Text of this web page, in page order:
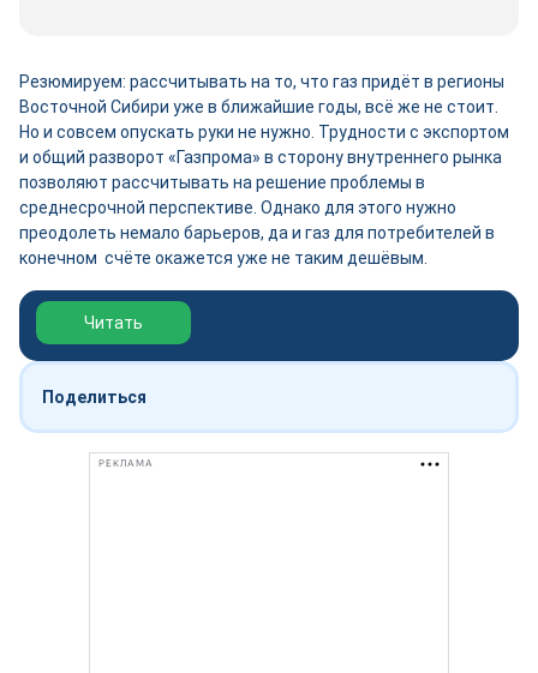
Резюмируем: рассчитывать на то, что газ придёт в регионы
Восточной Сибири уже в ближайшие годы, всё же не стоит.
Но и совсем опускать руки не нужно. Трудности с экспортом
и общий разворот «Газпрома» в сторону внутреннего рынка
позволяют рассчитывать на решение проблемы в
среднесрочной перспективе. Однако для этого нужно
преодолеть немало барьеров, да и газ для потребителей в
конечном счёте окажется уже не таким дешёвым.
Обзор выставки Нефтегаз-2026
Читать
Поделиться
РЕКЛАМА